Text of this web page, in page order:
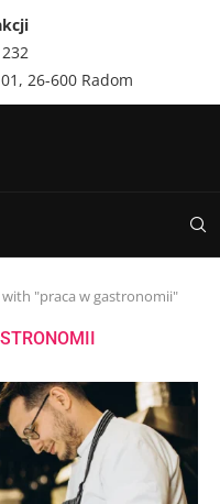
26-600 Radom
with "praca w gastronomii"